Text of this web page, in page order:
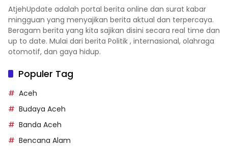
AtjehUpdate adalah portal berita online dan surat kabar
mingguan yang menyajikan berita aktual dan terpercaya.
Beragam berita yang kita sajikan disini secara real time dan
up to date. Mulai dari berita Politik , internasional, olahraga
otomotif, dan gaya hidup.
Populer Tag
Aceh
Budaya Aceh
Banda Aceh
Bencana Alam